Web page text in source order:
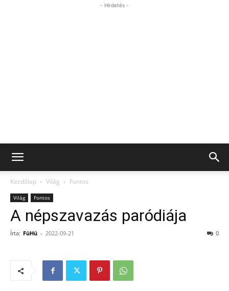
- Hirdetés -
Kezdőlap Világ Fontos
Világ Fontos
A népszavazás paródiája
Írta: FüHü - 2022-09-21 0